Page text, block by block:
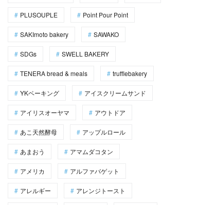
PLUSOUPLE Point Pour Point
SAKImoto bakery SAWAKO
SDGs SWELL BAKERY
TENERA bread & meals trufflebakery
YKベーキング アイスクリームサンド
アイリスオーヤマ アウトドア
あこ天然酵母 アップルロール
あまおう アマムダコタン
アメリカ アルファバゲット
アレルギー アレンジトースト